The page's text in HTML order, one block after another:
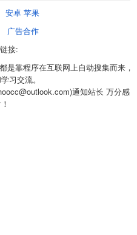
安卓 苹果
广告合作
接:
是靠程序在互联网上自动搜集而来，
习交流。
通知站长 万分感